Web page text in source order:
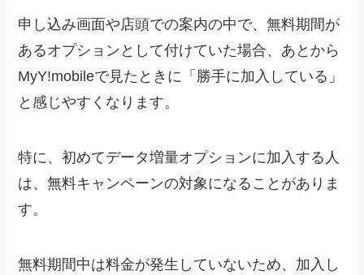
申し込み画面や店頭での案内の中で、無料期間が
あるオプションとして付けていた場合、あとから
MyY!mobileで見たときに「勝手に加入している」
と感じやすくなります。
特に、初めてデータ増量オプションに加入する人
は、無料キャンペーンの対象になることがありま
す。
無料期間中は料金が発生していないため、加入し